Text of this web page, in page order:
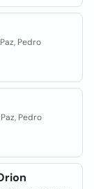
Pedro
Pedro